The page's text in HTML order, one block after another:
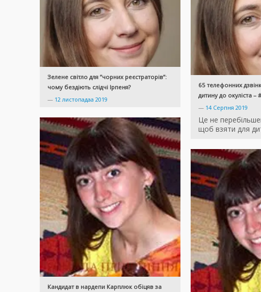
Зелене світло для ”чорних реєстраторів”:
чому бездіють слідчі Ірпеня?
— 12 листопадаа 2019
65 телефонних
дитину до окуліста –
— 14 Серпня 2019
Це не
щоб взяти для
Кандидат в нардепи Карплюк обіцяв за